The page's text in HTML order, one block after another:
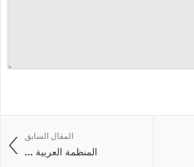
المقال السابق
المنظمة العربية ...